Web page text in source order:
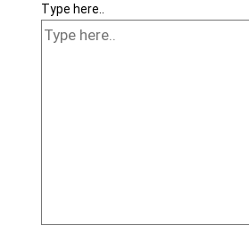
Type here..